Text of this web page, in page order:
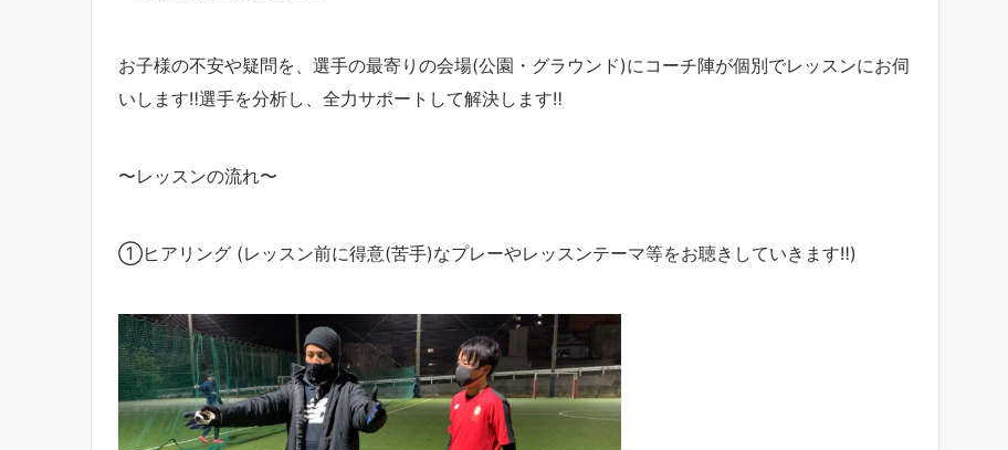
お子様の不安や疑問を、選手の最寄りの会場(公園・グラウンド)にコーチ陣が個別でレッスンにお伺
いします‼︎選手を分析し、全力サポートして解決します‼︎
〜レッスンの流れ〜
①ヒアリング (レッスン前に得意(苦手)なプレーやレッスンテーマ等をお聴きしていきます‼︎)